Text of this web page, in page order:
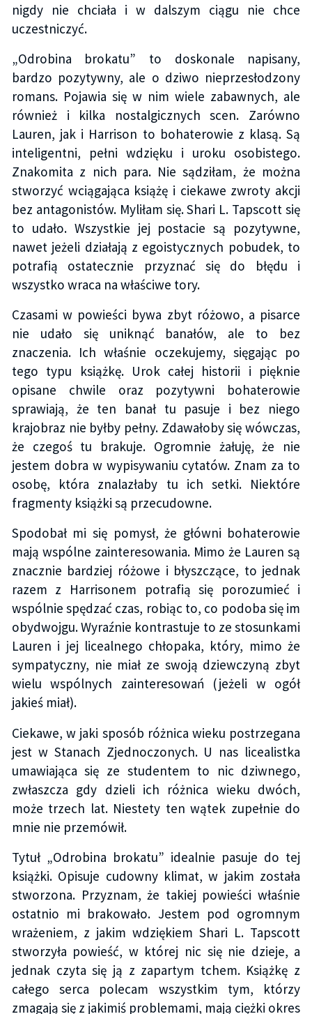
nigdy nie chciała i w dalszym ciągu nie chce
uczestniczyć.
„Odrobina brokatu” to doskonale napisany,
bardzo pozytywny, ale o dziwo nieprzesłodzony
romans. Pojawia się w nim wiele zabawnych, ale
również i kilka nostalgicznych scen. Zarówno
Lauren, jak i Harrison to bohaterowie z klasą. Są
inteligentni, pełni wdzięku i uroku osobistego.
Znakomita z nich para. Nie sądziłam, że można
stworzyć wciągająca książę i ciekawe zwroty akcji
bez antagonistów. Myliłam się. Shari L. Tapscott się
to udało. Wszystkie jej postacie są pozytywne,
nawet jeżeli działają z egoistycznych pobudek, to
potrafią ostatecznie przyznać się do błędu i
wszystko wraca na właściwe tory.
Czasami w powieści bywa zbyt różowo, a pisarce
nie udało się uniknąć banałów, ale to bez
znaczenia. Ich właśnie oczekujemy, sięgając po
tego typu książkę. Urok całej historii i pięknie
opisane chwile oraz pozytywni bohaterowie
sprawiają, że ten banał tu pasuje i bez niego
krajobraz nie byłby pełny. Zdawałoby się wówczas,
że czegoś tu brakuje. Ogromnie żałuję, że nie
jestem dobra w wypisywaniu cytatów. Znam za to
osobę, która znalazłaby tu ich setki. Niektóre
fragmenty książki są przecudowne.
Spodobał mi się pomysł, że główni bohaterowie
mają wspólne zainteresowania. Mimo że Lauren są
znacznie bardziej różowe i błyszczące, to jednak
razem z Harrisonem potrafią się porozumieć i
wspólnie spędzać czas, robiąc to, co podoba się im
obydwojgu. Wyraźnie kontrastuje to ze stosunkami
Lauren i jej licealnego chłopaka, który, mimo że
sympatyczny, nie miał ze swoją dziewczyną zbyt
wielu wspólnych zainteresowań (jeżeli w ogół
jakieś miał).
Ciekawe, w jaki sposób różnica wieku postrzegana
jest w Stanach Zjednoczonych. U nas licealistka
umawiająca się ze studentem to nic dziwnego,
zwłaszcza gdy dzieli ich różnica wieku dwóch,
może trzech lat. Niestety ten wątek zupełnie do
mnie nie przemówił.
Tytuł „Odrobina brokatu” idealnie pasuje do tej
książki. Opisuje cudowny klimat, w jakim została
stworzona. Przyznam, że takiej powieści właśnie
ostatnio mi brakowało. Jestem pod ogromnym
wrażeniem, z jakim wdziękiem Shari L. Tapscott
stworzyła powieść, w której nic się nie dzieje, a
jednak czyta się ją z zapartym tchem. Książkę z
całego serca polecam wszystkim tym, którzy
zmagają się z jakimiś problemami, mają ciężki okres